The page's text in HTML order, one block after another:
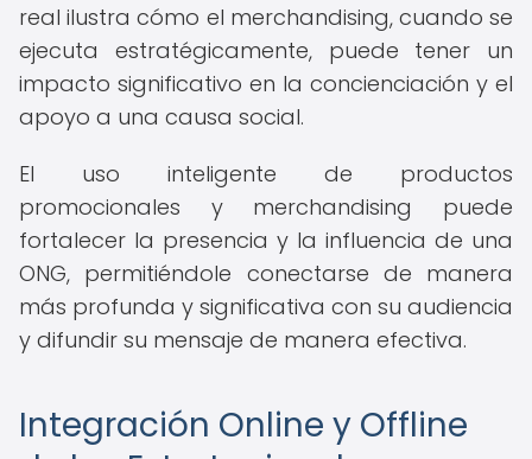
real ilustra cómo el merchandising, cuando se
ejecuta estratégicamente, puede tener un
impacto significativo en la concienciación y el
apoyo a una causa social.
El uso inteligente de productos
promocionales y merchandising puede
fortalecer la presencia y la influencia de una
ONG, permitiéndole conectarse de manera
más profunda y significativa con su audiencia
y difundir su mensaje de manera efectiva.
Integración Online y Offline